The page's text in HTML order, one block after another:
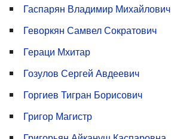
Гаспарян Владимир Михайлович
Геворкян Самвел Сократович
Гераци Мхитар
Гозулов Сергей Авдеевич
Горгиев Тигран Борисович
Григор Магистр